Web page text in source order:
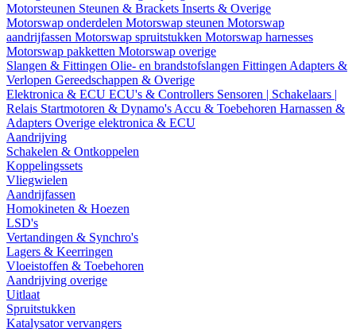
Motorsteunen Steunen & Brackets Inserts & Overige
Motorswap onderdelen Motorswap steunen Motorswap
aandrijfassen Motorswap spruitstukken Motorswap harnesses
Motorswap pakketten Motorswap overige
Slangen & Fittingen Olie- en brandstofslangen Fittingen Adapters &
Verlopen Gereedschappen & Overige
Elektronica & ECU ECU's & Controllers Sensoren | Schakelaars |
Relais Startmotoren & Dynamo's Accu & Toebehoren Harnassen &
Adapters Overige elektronica & ECU
Aandrijving
Schakelen & Ontkoppelen
Koppelingssets
Vliegwielen
Aandrijfassen
Homokineten & Hoezen
LSD's
Vertandingen & Synchro's
Lagers & Keerringen
Vloeistoffen & Toebehoren
Aandrijving overige
Uitlaat
Spruitstukken
Katalysator vervangers